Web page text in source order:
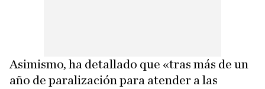
Asimismo, ha detallado que «tras más de un
año de paralización para atender a las